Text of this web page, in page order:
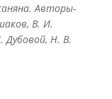
Авторы-
В. И.
Дубовой, Н. В.